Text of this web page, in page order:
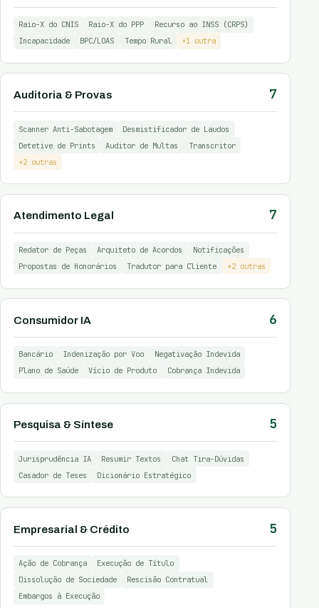
Raio-X do CNIS Raio-X do PPP
Recurso ao INSS (CRPS)
Incapacidade
BPC/LOAS Tempo Rural +1 outra
Auditoria & Provas 7
Scanner Anti-Sabotagem
Desmistificador de Laudos
Detetive de Prints
Auditor de Multas
Transcritor
+2 outras
Atendimento Legal 7
Redator de Peças Arquiteto de Acordos
Notificações
Propostas de Honorários
Tradutor para Cliente +2 outras
Consumidor IA 6
Bancário Indenização por Voo
Negativação Indevida
Plano de Saúde
Vício de Produto Cobrança Indevida
Pesquisa & Síntese 5
Jurisprudência IA Resumir Textos
Chat Tira-Dúvidas
Casador de Teses
Dicionário Estratégico
Empresarial & Crédito 5
Ação de Cobrança
Execução de Título
Dissolução de Sociedade
Rescisão Contratual
Embargos à Execução